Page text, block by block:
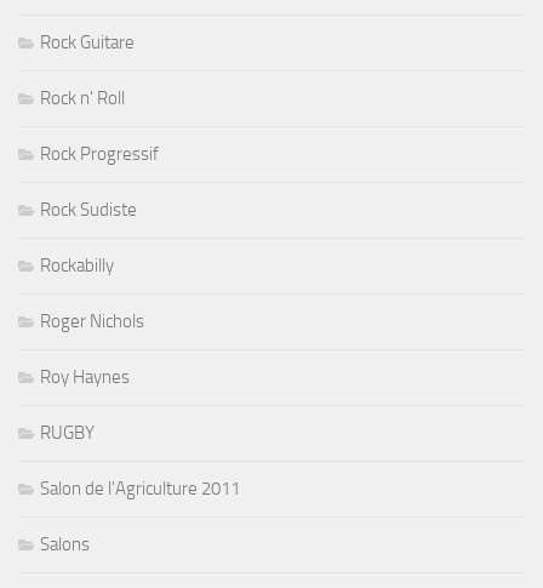
Rock Guitare
Rock n' Roll
Rock Progressif
Rock Sudiste
Rockabilly
Roger Nichols
Roy Haynes
RUGBY
Salon de l'Agriculture 2011
Salons